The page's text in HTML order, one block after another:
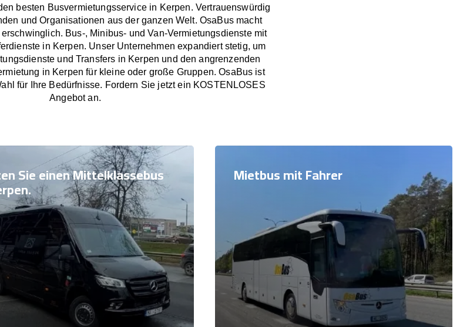
besten Busvermietungsservice in Kerpen. Vertrauenswürdig
und Organisationen aus der ganzen Welt. OsaBus macht
Bus-, Minibus- und Van-Vermietungsdienste mit
in Kerpen. Unser Unternehmen expandiert stetig, um
und Transfers in Kerpen und den angrenzenden
in Kerpen für kleine oder große Gruppen. OsaBus ist
für Ihre Bedürfnisse. Fordern Sie jetzt ein KOSTENLOSES
Angebot an.
Sie einen Mittelklassebus Mietbus mit Fahrer